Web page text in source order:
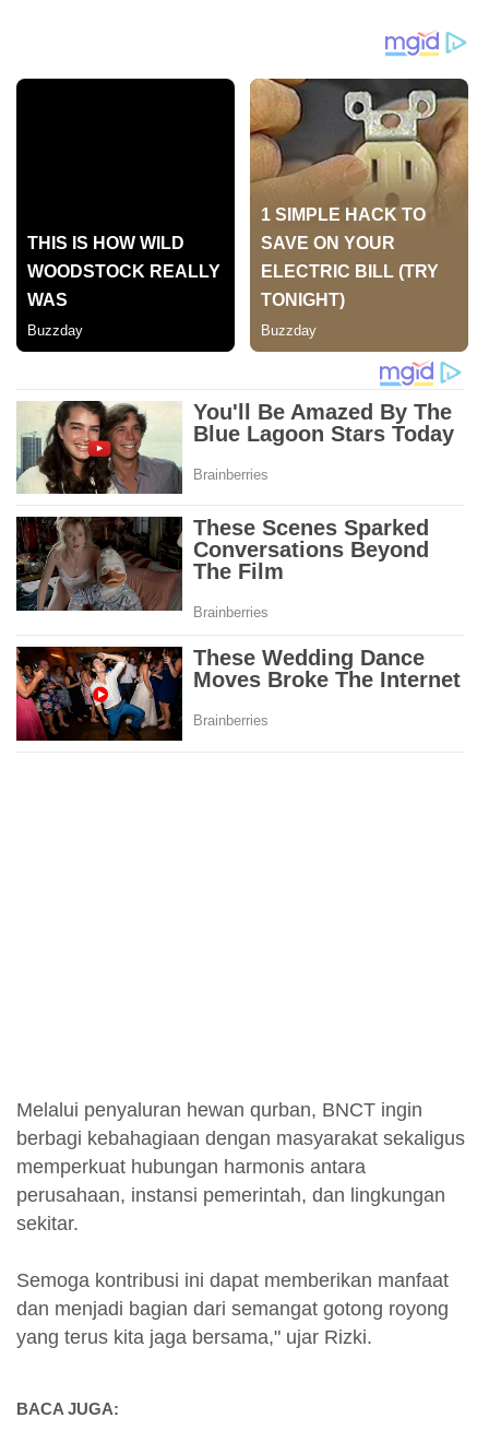
Melalui penyaluran hewan qurban, BNCT ingin
berbagi kebahagiaan dengan masyarakat sekaligus
memperkuat hubungan harmonis antara
perusahaan, instansi pemerintah, dan lingkungan
sekitar.
Semoga kontribusi ini dapat memberikan manfaat
dan menjadi bagian dari semangat gotong royong
yang terus kita jaga bersama," ujar Rizki.
BACA JUGA: